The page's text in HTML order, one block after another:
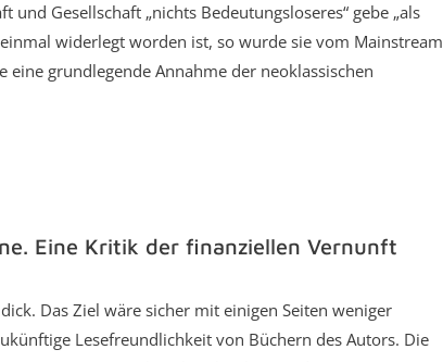
Gesellschaft „nichts Bedeutungsloseres“ gebe „als
widerlegt worden ist, so wurde sie vom Mainstream
grundlegende Annahme der neoklassischen
Eine Kritik der finanziellen Vernunft
Das Ziel wäre sicher mit einigen Seiten weniger
Lesefreundlichkeit von Büchern des Autors. Die